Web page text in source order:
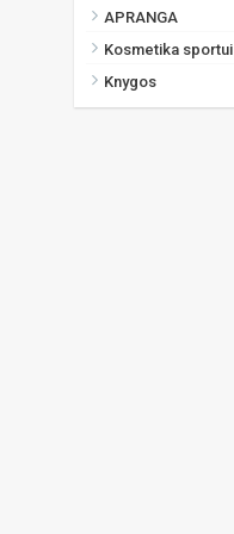
APRANGA
Kosmetika sportui
Knygos